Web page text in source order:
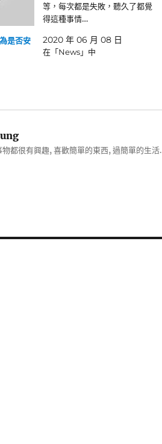
是否安
等，每次都是失敗，聽久了都覺
得這種事情…
2020 年 06 月 08 日
在「News」中
都很有興趣, 喜歡簡單的東西, 過簡單的生活.